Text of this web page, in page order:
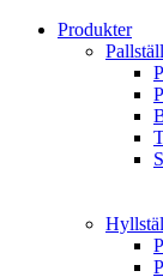
Produkter
Pallställ